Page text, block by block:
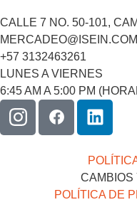
CALLE 7 NO. 50-101,
+57 3132463261
LUNES A VIERNES
6:45 AM A 5:00 PM
CAMBIOS
POLÍTICA DE